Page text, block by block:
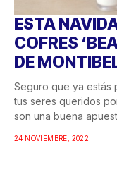
ESTA
COFRES
DE
Seguro que ya estás
tus seres queridos
son una buena
24 NOVIEMBRE, 2022